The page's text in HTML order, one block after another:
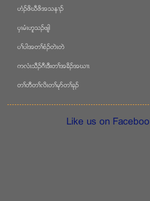
ဟံဥဖိဃီဖိအသန႕ဥ
ပွၚမံၚဟူသဥဖ်ါ
ပႈပါအတႈစံဥတဲၚတဲ
ကလံၚသီဥဂီၚဒီးတႈအခိဥအဃ႕ၚ
တႈတီတႈလိၚတႈမုဏတႈခုဥ
Like us on